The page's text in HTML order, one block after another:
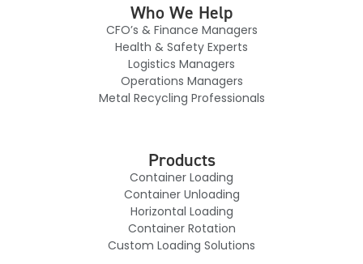
Who We Help
CFO’s & Finance Managers
Health & Safety Experts
Logistics Managers
Operations Managers
Metal Recycling Professionals
Products
Container Loading
Container Unloading
Horizontal Loading
Container Rotation
Custom Loading Solutions